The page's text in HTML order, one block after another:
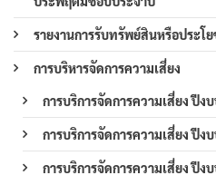
รายงานการรับทรัพย์สินหรือประโ
การบริหารจัดการความเสี่ยง
การบริการจัดการความเสี่ยง ปี
การบริการจัดการความเสี่ยง ปี
การบริการจัดการความเสี่ยง ปี